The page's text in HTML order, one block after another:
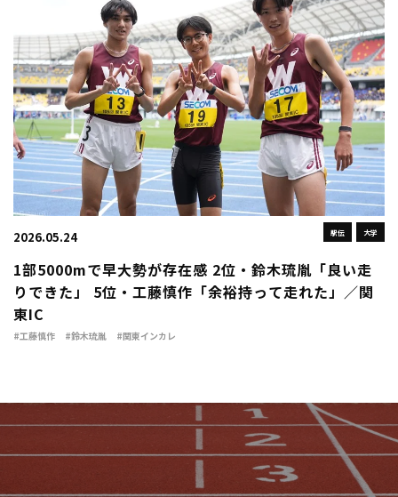
駅伝 大学
2026.05.24
1部5000mで早大勢が存在感 2位・鈴木琉胤「良い走
りできた」 5位・工藤慎作「余裕持って走れた」／関
東IC
#工藤慎作 #鈴木琉胤 #関東インカレ